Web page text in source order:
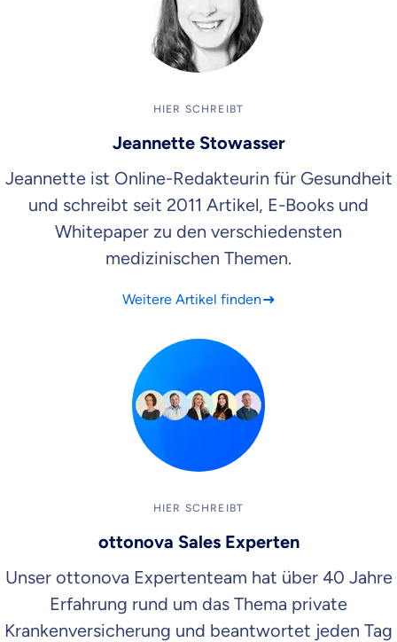
HIER SCHREIBT
Jeannette Stowasser
Jeannette ist Online-Redakteurin für Gesundheit
und schreibt seit 2011 Artikel, E-Books und
Whitepaper zu den verschiedensten
medizinischen Themen.
Weitere Artikel finden
HIER SCHREIBT
ottonova Sales Experten
Unser ottonova Expertenteam hat über 40 Jahre
Erfahrung rund um das Thema private
Krankenversicherung und beantwortet jeden Tag